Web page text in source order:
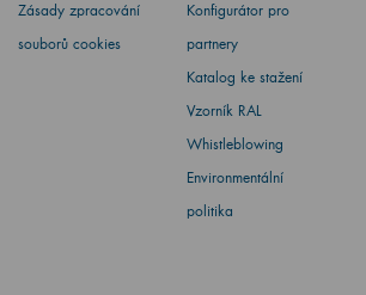
Zásady zpracování
souborů cookies
Konfigurátor pro
partnery
Katalog ke stažení
Vzorník RAL
Whistleblowing
Environmentální
politika